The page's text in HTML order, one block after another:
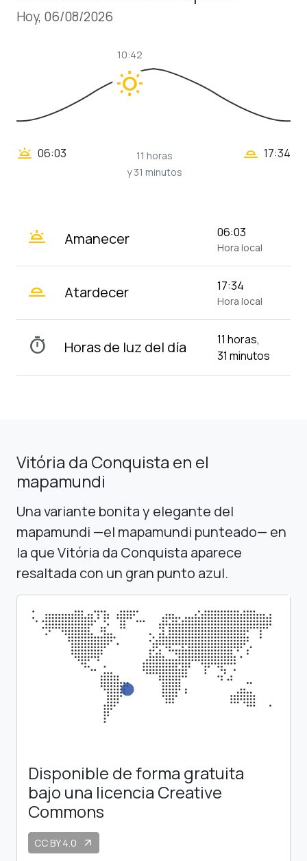
Hoy, 06/08/2026
wb_sunny
10:42
wb_twilight 06:03
11 horas
y 31 minutos
wb_twilight_2 17:34
wb_twilight Amanecer 06:03
Hora local
wb_twilight_2 Atardecer 17:34
Hora local
timer Horas de luz del día
11 horas,
31 minutos
Vitória da Conquista en el
mapamundi
Una variante bonita y elegante del
mapamundi —el mapamundi punteado— en
la que Vitória da Conquista aparece
resaltada con un gran punto azul.
Disponible de forma gratuita
bajo una licencia Creative
Commons
CC BY 4.0 arrow_outward